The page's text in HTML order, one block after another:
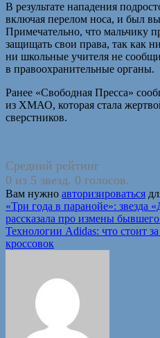
В результате нападения
включая перелом носа, и был
Примечательно, что мальчику
защищать свои права, так как
ни школьные учителя не
в правоохранительные органы.
Ранее «Свободная Пресса»
из ХМАО, которая стала
сверстников.
Средний рейтинг
0 из 5 звезд. 0 голосов.
Вам нужно авторизироваться
Навигация
по
записям
«Три года в паранойе»: звезда
рассказала про измены
Технологии Adidas: что стоит
кроссовок